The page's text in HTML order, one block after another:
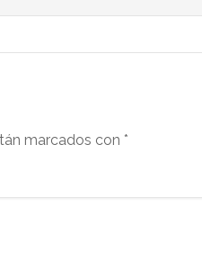
marcados con *